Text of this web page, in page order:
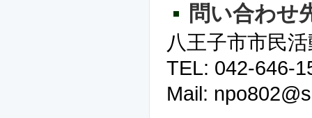
問い合わせ
八王子市市民
TEL: 042-646-
Mail: